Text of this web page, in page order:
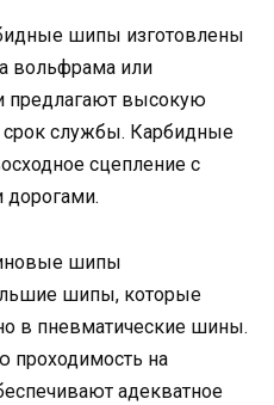
шипы изготовлены
вольфрама или
предлагают высокую
срок службы. Карбидные
сцепление с
шипы
шипы, которые
в пневматические шины.
проходимость на
адекватное